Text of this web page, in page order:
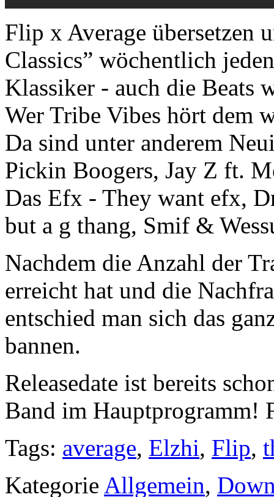
Flip x Average übersetzen
Classics” wöchentlich
Klassiker - auch die Beats
Wer Tribe Vibes hört dem
Da sind unter anderem
Pickin Boogers, Jay Z ft.
Das Efx - They want efx,
but a g thang, Smif &
Nachdem die Anzahl der
erreicht hat und die
entschied man sich das
bannen.
Releasedate ist bereits
Band im Hauptprogramm!
Tags: average, Elzhi, Flip,
Kategorie Allgemein,